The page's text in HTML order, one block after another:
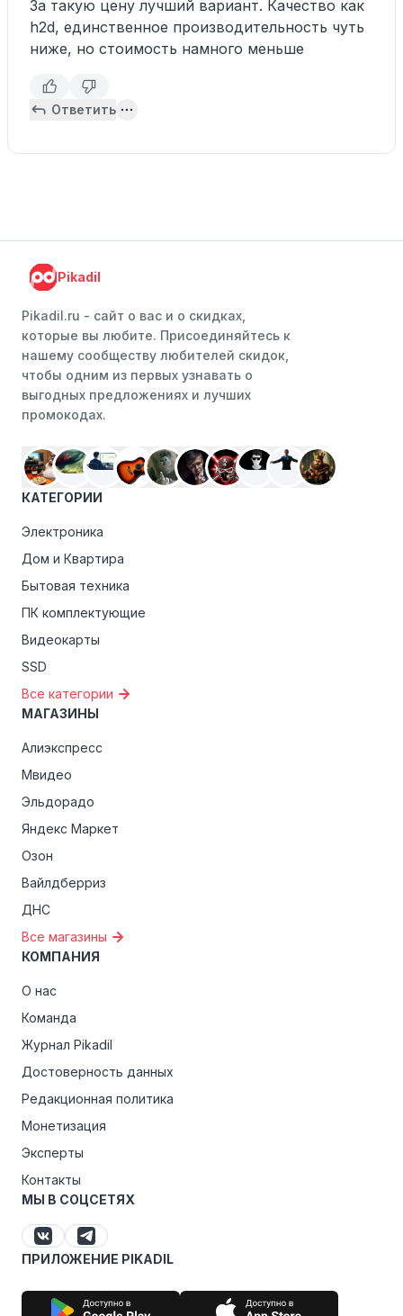
За такую цену лучший вариант. Качество как
h2d, единственное производительность чуть
ниже, но стоимость намного меньше
Ответить
Pikadil
Pikadil.ru - cайт о вас и о скидках,
которые вы любите. Присоединяйтесь к
нашему сообществу любителей скидок,
чтобы одним из первых узнавать о
выгодных предложениях и лучших
промокодах.
КАТЕГОРИИ
Электроника
Дом и Квартира
Бытовая техника
ПК комплектующие
Видеокарты
SSD
Все категории
МАГАЗИНЫ
Алиэкспресс
Мвидео
Эльдорадо
Яндекс Маркет
Озон
Вайлдберриз
ДНС
Все магазины
КОМПАНИЯ
О нас
Команда
Журнал Pikadil
Достоверность данных
Редакционная политика
Монетизация
Эксперты
Контакты
МЫ В СОЦСЕТЯХ
ПРИЛОЖЕНИЕ PIKADIL